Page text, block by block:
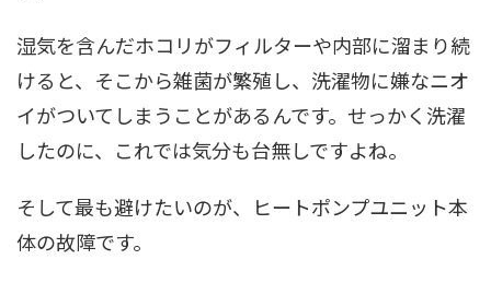
湿気を含んだホコリがフィルターや内部に溜まり続
けると、そこから雑菌が繁殖し、洗濯物に嫌なニオ
イがついてしまうことがあるんです。せっかく洗濯
したのに、これでは気分も台無しですよね。
そして最も避けたいのが、ヒートポンプユニット本
体の故障です。